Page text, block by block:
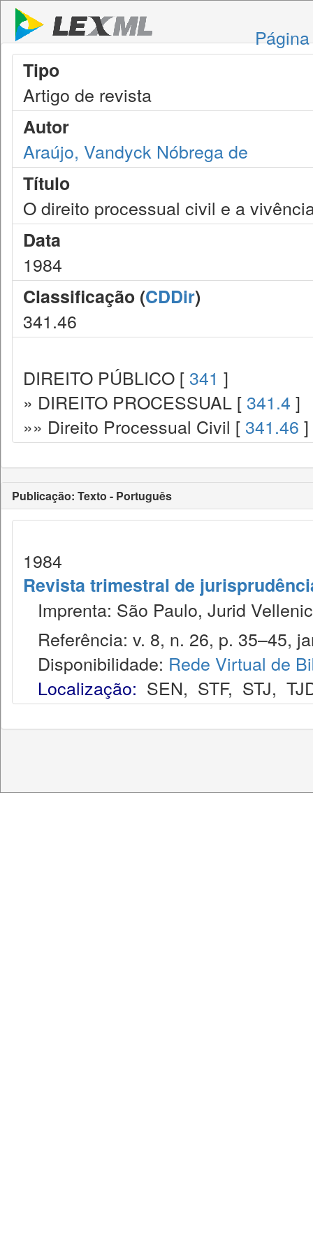
Tipo
Artigo de revista
Autor
Araújo, Vandyck Nóbrega de
Título
O direito processual civil e a
Data
1984
Classificação (CDDir)
341.46
DIREITO PÚBLICO [ 341 ]
» DIREITO PROCESSUAL [ 341.4 ]
»» Direito Processual Civil [ 341.46 ]
Publicação: Texto - Português
1984
Revista trimestral de
Imprenta: São Paulo, Jurid
Referência: v. 8, n. 26, p. 35–45,
Disponibilidade: Rede Virtual de
Localização: SEN, STF, STJ,